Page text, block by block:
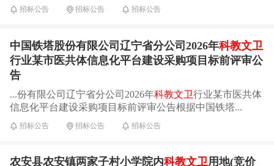
招标公告 招标公告 招标公告
中国铁塔股份有限公司辽宁省分公司2026年科教文卫
行业某市医共体信息化平台建设采购项目标前评审公
告
...份有限公司辽宁省分公司2026年科教文卫行业某市医共体
信息化平台建设采购项目标前评审公告根据中国铁塔...
招标公告 招标公告 招标公告
农安县农安镇两家子村小学院内科教文卫 用地(竞价